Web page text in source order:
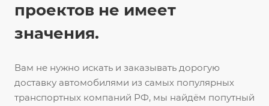
проектов не имеет
значения.
Вам не нужно искать и заказывать дорогую
доставку автомобилями из самых популярных
транспортных компаний РФ, мы найдём попутный